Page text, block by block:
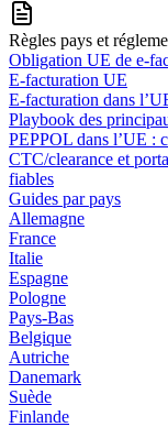
Règles pays et
Obligation UE de e-
E-facturation UE
E‑facturation dans
Playbook des
PEPPOL dans l’UE :
CTC/clearance et
fiables
Guides par pays
Allemagne
France
Italie
Espagne
Pologne
Pays-Bas
Belgique
Autriche
Danemark
Suède
Finlande